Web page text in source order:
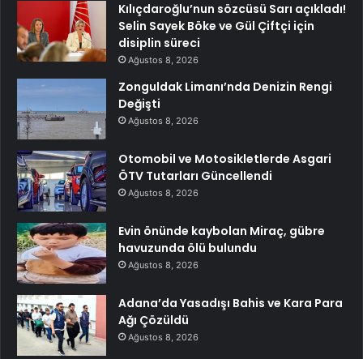
Kılıçdaroğlu’nun sözcüsü Sarı açıkladı!
Selin Sayek Böke ve Gül Çiftçi için
disiplin süreci
Ağustos 8, 2026
Zonguldak Limanı’nda Denizin Rengi
Değişti
Ağustos 8, 2026
Otomobil ve Motosikletlerde Asgari
ÖTV Tutarları Güncellendi
Ağustos 8, 2026
Evin önünde kaybolan Miraç, gübre
havuzunda ölü bulundu
Ağustos 8, 2026
Adana’da Yasadışı Bahis ve Kara Para
Ağı Çözüldü
Ağustos 8, 2026